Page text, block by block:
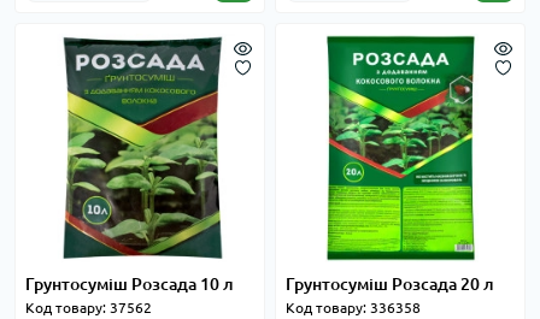
Грунтосуміш Розсада 10 л
Код товару: 37562
Грунтосуміш Розсада 20 л
Код товару: 336358